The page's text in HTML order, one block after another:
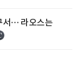
서… 라오스는